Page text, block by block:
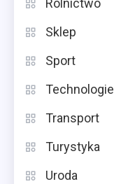
Rolnictwo
Sklep
Sport
Technologie
Transport
Turystyka
Uroda